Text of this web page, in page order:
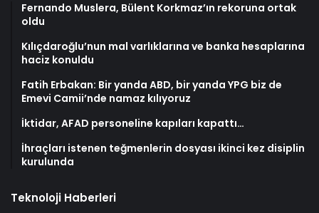
Fernando Muslera, Bülent Korkmaz’ın rekoruna ortak
oldu
Kılıçdaroğlu’nun mal varlıklarına ve banka hesaplarına
haciz konuldu
Fatih Erbakan: Bir yanda ABD, bir yanda YPG biz de
Emevi Camii’nde namaz kılıyoruz
İktidar, AFAD personeline kapıları kapattı…
İhraçları istenen teğmenlerin dosyası ikinci kez disiplin
kurulunda
Teknoloji Haberleri